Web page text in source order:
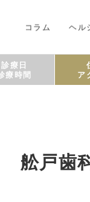
コラム ヘル
診療日
療時間
ア
舩戸歯